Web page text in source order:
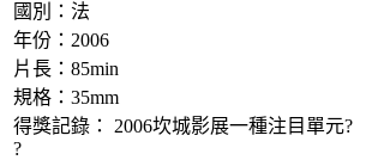
國別：法
年份：2006
片長：85min
規格：35mm
得獎記錄： 2006坎城影展一種注目單元?
?